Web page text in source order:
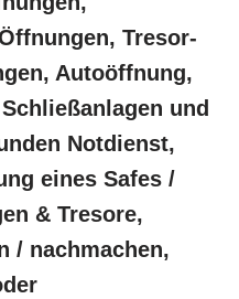
Tresor-
Autoöffnung,
und
Notdienst,
eines Safes /
& Tresore,
/ nachmachen,